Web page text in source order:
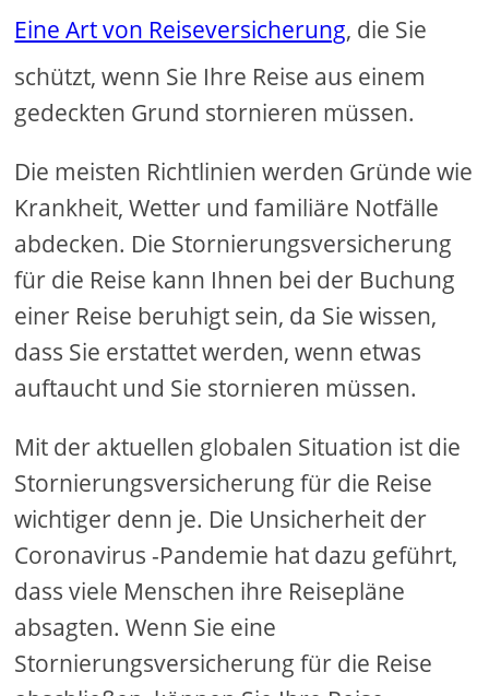
Eine Art von Reiseversicherung, die Sie
schützt, wenn Sie Ihre Reise aus einem
gedeckten Grund stornieren müssen.
Die meisten Richtlinien werden Gründe wie
Krankheit, Wetter und familiäre Notfälle
abdecken. Die Stornierungsversicherung
für die Reise kann Ihnen bei der Buchung
einer Reise beruhigt sein, da Sie wissen,
dass Sie erstattet werden, wenn etwas
auftaucht und Sie stornieren müssen.
Mit der aktuellen globalen Situation ist die
Stornierungsversicherung für die Reise
wichtiger denn je. Die Unsicherheit der
Coronavirus -Pandemie hat dazu geführt,
dass viele Menschen ihre Reisepläne
absagten. Wenn Sie eine
Stornierungsversicherung für die Reise